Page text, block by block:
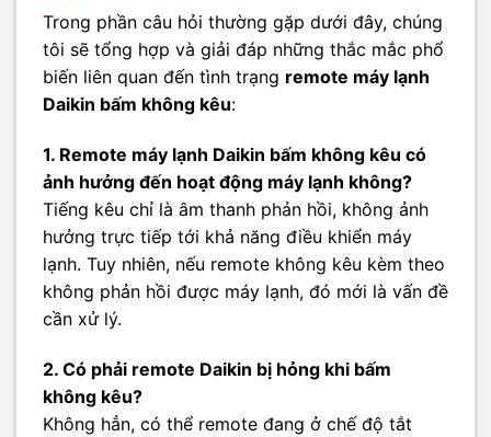
Trong phần câu hỏi thường gặp dưới đây, chúng
tôi sẽ tổng hợp và giải đáp những thắc mắc phổ
biến liên quan đến tình trạng remote máy lạnh
Daikin bấm không kêu:
1. Remote máy lạnh Daikin bấm không kêu có
ảnh hưởng đến hoạt động máy lạnh không?
Tiếng kêu chỉ là âm thanh phản hồi, không ảnh
hưởng trực tiếp tới khả năng điều khiển máy
lạnh. Tuy nhiên, nếu remote không kêu kèm theo
không phản hồi được máy lạnh, đó mới là vấn đề
cần xử lý.
2. Có phải remote Daikin bị hỏng khi bấm
không kêu?
Không hẳn, có thể remote đang ở chế độ tắt